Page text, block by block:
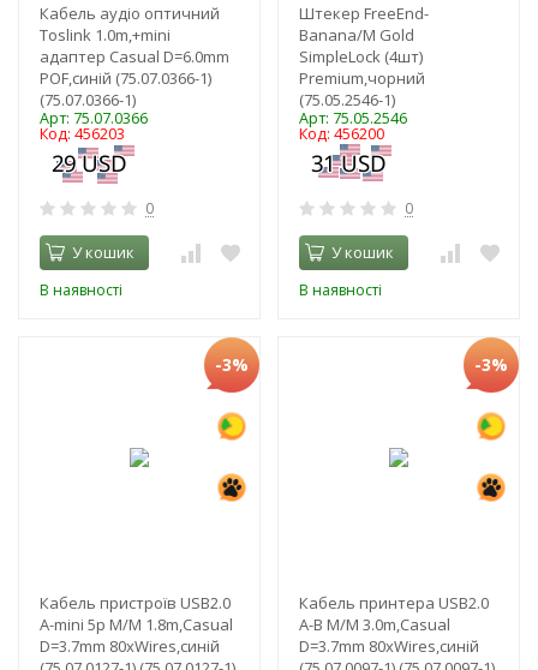
Кабель аудіо оптичний
Toslink 1.0m,+mini
адаптер Casual D=6.0mm
POF,синій (75.07.0366-1)
(75.07.0366-1)
Арт: 75.07.0366
Код: 456203
0
У кошик
В наявності
Штекер FreeEnd-
Banana/M Gold
SimpleLock (4шт)
Premium,чорний
(75.05.2546-1)
Арт: 75.05.2546
Код: 456200
0
У кошик
В наявності
-3%
Кабель пристроїв USB2.0
A-mini 5p M/M 1.8m,Casual
D=3.7mm 80xWires,синій
-3%
Кабель принтера USB2.0
A-B M/M 3.0m,Casual
D=3.7mm 80xWires,синій